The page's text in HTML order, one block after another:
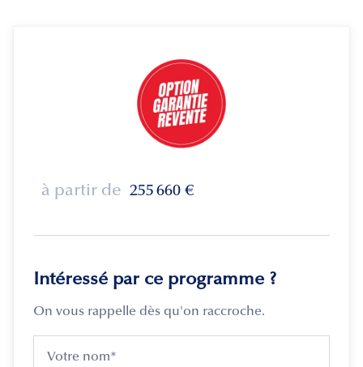
à partir de 255 660 €
Intéressé par ce programme ?
On vous rappelle dès qu'on raccroche.